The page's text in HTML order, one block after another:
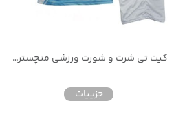
کیت تی شرت و شورت ورزشی منچسترسیتی هالند
جزییات